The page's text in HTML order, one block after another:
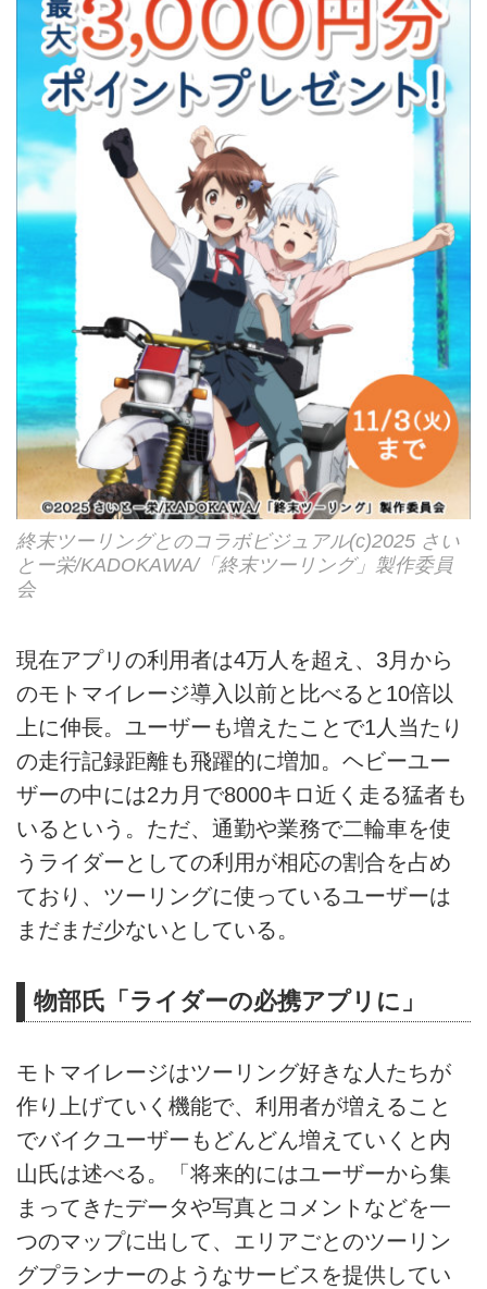
終末ツーリングとのコラボビジュアル(c)2025 さい
とー栄/KADOKAWA/「終末ツーリング」製作委員
会
現在アプリの利用者は4万人を超え、3月から
のモトマイレージ導入以前と比べると10倍以
上に伸長。ユーザーも増えたことで1人当たり
の走行記録距離も飛躍的に増加。ヘビーユー
ザーの中には2カ月で8000キロ近く走る猛者も
いるという。ただ、通勤や業務で二輪車を使
うライダーとしての利用が相応の割合を占め
ており、ツーリングに使っているユーザーは
まだまだ少ないとしている。
物部氏「ライダーの必携アプリに」
モトマイレージはツーリング好きな人たちが
作り上げていく機能で、利用者が増えること
でバイクユーザーもどんどん増えていくと内
山氏は述べる。「将来的にはユーザーから集
まってきたデータや写真とコメントなどを一
つのマップに出して、エリアごとのツーリン
グプランナーのようなサービスを提供してい